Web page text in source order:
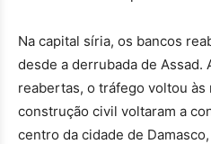
Na capital síria, os bancos
desde a derrubada de Assad.
reabertas, o tráfego voltou às
construção civil voltaram a
centro da cidade de